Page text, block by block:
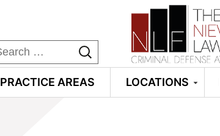
PRACTICE AREAS LOCATIONS